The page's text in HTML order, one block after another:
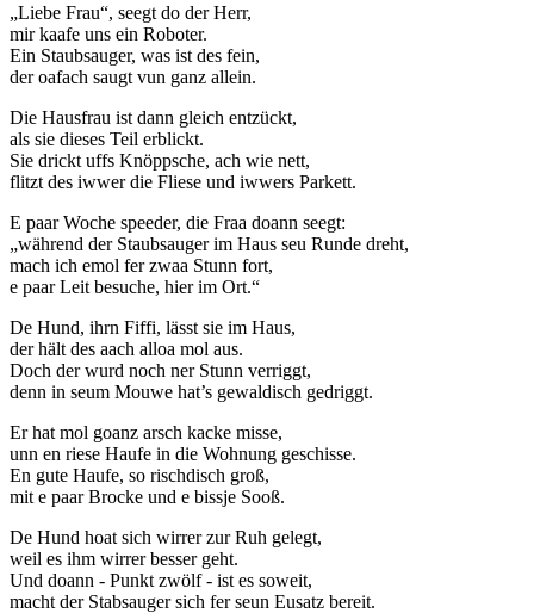
„Liebe Frau“, seegt do der Herr,
mir kaafe uns ein Roboter.
Ein Staubsauger, was ist des fein,
der oafach saugt vun ganz allein.
Die Hausfrau ist dann gleich entzückt,
als sie dieses Teil erblickt.
Sie drickt uffs Knöppsche, ach wie nett,
flitzt des iwwer die Fliese und iwwers Parkett.
E paar Woche speeder, die Fraa doann seegt:
„während der Staubsauger im Haus seu Runde dreht,
mach ich emol fer zwaa Stunn fort,
e paar Leit besuche, hier im Ort.“
De Hund, ihrn Fiffi, lässt sie im Haus,
der hält des aach alloa mol aus.
Doch der wurd noch ner Stunn verriggt,
denn in seum Mouwe hat’s gewaldisch gedriggt.
Er hat mol goanz arsch kacke misse,
unn en riese Haufe in die Wohnung geschisse.
En gute Haufe, so rischdisch groß,
mit e paar Brocke und e bissje Sooß.
De Hund hoat sich wirrer zur Ruh gelegt,
weil es ihm wirrer besser geht.
Und doann - Punkt zwölf - ist es soweit,
macht der Stabsauger sich fer seun Eusatz bereit.